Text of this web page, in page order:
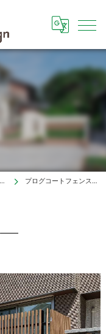
プログコートフェンス（流山市）